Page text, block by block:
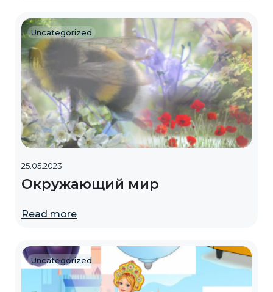
Uncategorized
25.05.2023
Окружающий мир
Read more
Uncategorized